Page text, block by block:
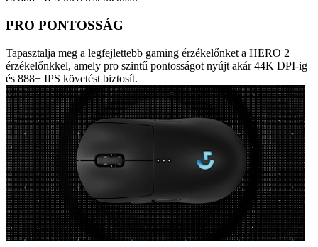
PRO PONTOSSÁG
Tapasztalja meg a legfejlettebb gaming érzékelőnket a HERO 2
érzékelőnkkel, amely pro szintű pontosságot nyújt akár 44K DPI-ig
és 888+ IPS követést biztosít.